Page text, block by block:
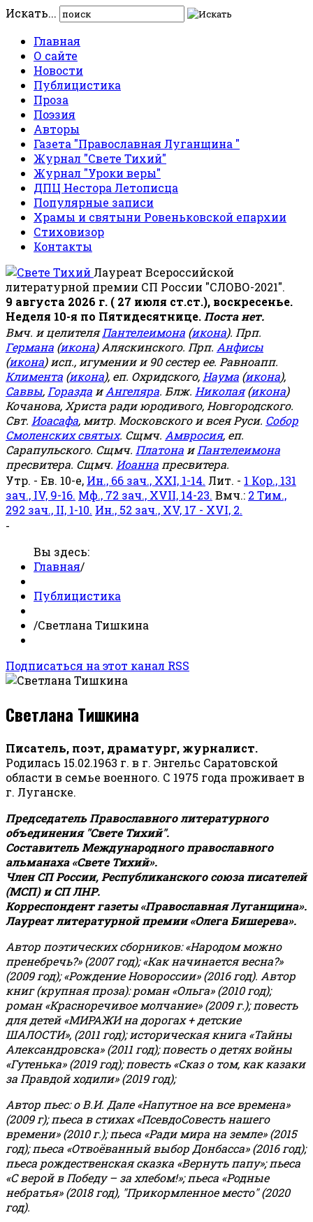
Искать...
Главная
О сайте
Новости
Публицистика
Проза
Поэзия
Авторы
Газета "Православная Луганщина "
Журнал "Свете Тихий"
Журнал "Уроки веры"
ДПЦ Нестора Летописца
Популярные записи
Храмы и святыни Ровеньковской епархии
Стиховизор
Контакты
Лауреат Всероссийской
литературной премии СП России "СЛОВО-2021".
9 августа 2026 г. ( 27 июля ст.ст.), воскресенье.
Неделя 10-я по Пятидесятнице. Поста нет.
Вмч. и целителяПантелеимона (икона). Прп.
Германа (икона) Аляскинского. Прп. Анфисы
(икона) исп., игумении и 90 сестер ее. Равноапп.
Климента (икона), еп. Охридского, Наума (икона),
Саввы, Горазда иАнгеляра. Блж. Николая(икона)
Кочанова, Христа ради юродивого, Новгородского.
Свт. Иоасафа, митр. Московского и всея Руси. Собор
Смоленских святых. Сщмч. Амвросия, еп.
Сарапульского. Сщмч. Платона иПантелеимона
пресвитера. Сщмч. Иоанна пресвитера.
Утр. - Ев. 10-е, Ин., 66 зач., XXI, 1-14. Лит. - 1 Кор., 131
зач., IV, 9-16. Мф., 72 зач., XVII, 14-23. Вмч.: 2 Тим.,
292 зач., II, 1-10. Ин., 52 зач., XV, 17 - XVI, 2.
-
Вы здесь:
Главная/
Публицистика
/Светлана Тишкина
Подписаться на этот канал RSS
Светлана Тишкина
Писатель, поэт, драматург, журналист.
Родилась 15.02.1963 г. в г. Энгельс Саратовской
области в семье военного. С 1975 года проживает в
г. Луганске.
Председатель Православного литературного
объединения "Свете Тихий".
Составитель Международного православного
альманаха «Свете Тихий».
Член СП России, Республиканского союза писателей
(МСП) и СП ЛНР.
Корреспондент газеты «Православная Луганщина».
Лауреат литературной премии «Олега Бишерева».
Автор поэтических сборников: «Народом можно
пренебречь?» (2007 год); «Как начинается весна?»
(2009 год); «Рождение Новороссии» (2016 год). Автор
книг (крупная проза): роман «Ольга» (2010 год);
роман «Красноречивое молчание» (2009 г.); повесть
для детей «МИРАЖИ на дорогах + детские
ШАЛОСТИ», (2011 год); историческая книга «Тайны
Александровска» (2011 год); повесть о детях войны
«Гутенька» (2019 год); повесть «Сказ о том, как казаки
за Правдой ходили» (2019 год);
Автор пьес: о В.И. Дале «Напутное на все времена»
(2009 г); пьеса в стихах «ПсевдоСовесть нашего
времени» (2010 г.); пьеса «Ради мира на земле» (2015
год); пьеса «Отвоёванный выбор Донбасса» (2016 год);
пьеса рождественская сказка «Вернуть папу»; пьеса
«С верой в Победу – за хлебом!»;пьеса «Родные
небратья» (2018 год), "Прикормленное место" (2020
год).